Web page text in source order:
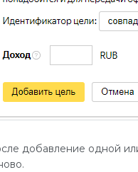
добавление одной